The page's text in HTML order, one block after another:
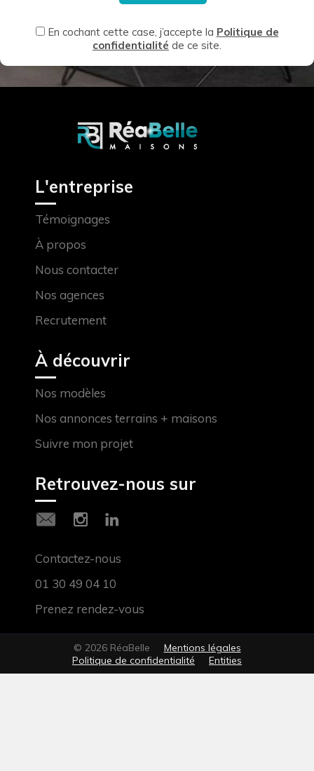
En cochant cette case, j’accepte la Politique de
confidentialité de ce site.
L'entreprise
Témoignages
À propos
Nous contacter
Nos agences
Recrutement
À découvrir
Nos modèles
Nos annonces terrains + maisons
Suivre mon projet
Retrouvez-nous sur
Contactez-nous
01 30 49 04 10
Prenez rendez-vous
© 2026 RéaBelle
Mentions légales
Politique de confidentialité
Entities